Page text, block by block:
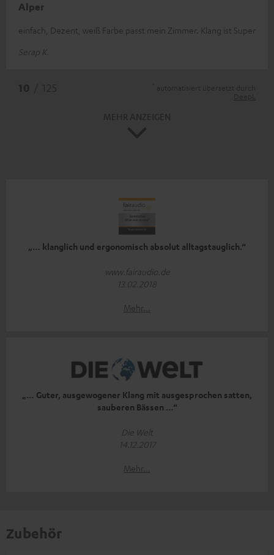
Alper
einfach, Dezent, weiß Farbe passt mein Zimmer. Klang ist Super
Serap K.
„… klanglich und ergonomisch absolut alltagstauglich.“
www.fairaudio.de
13.02.2018
Mehr...
„… Guter, ausgewogener Klang mit ausgesprochen satten,
sauberen Bässen …“
Die Welt
14.12.2017
Mehr...
Zubehör